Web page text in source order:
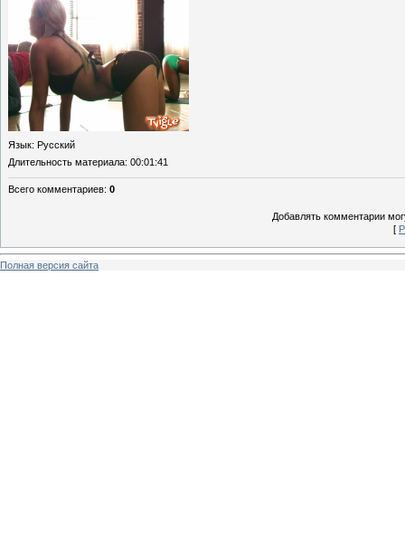
Язык: Русский
Длительность материала: 00:01:41
Всего комментариев: 0
Добавлять комментарии
[
Полная версия сайта